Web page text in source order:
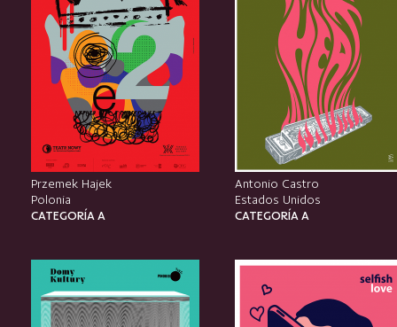
Przemek Hajek
Polonia
CATEGORÍA A
Antonio Castro
Estados Unidos
CATEGORÍA A